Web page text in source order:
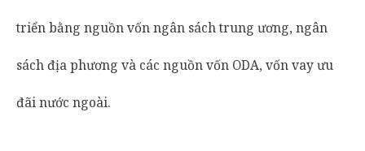
triển bằng nguồn vốn ngân sách trung ương, ngân
sách địa phương và các nguồn vốn ODA, vốn vay ưu
đãi nước ngoài.